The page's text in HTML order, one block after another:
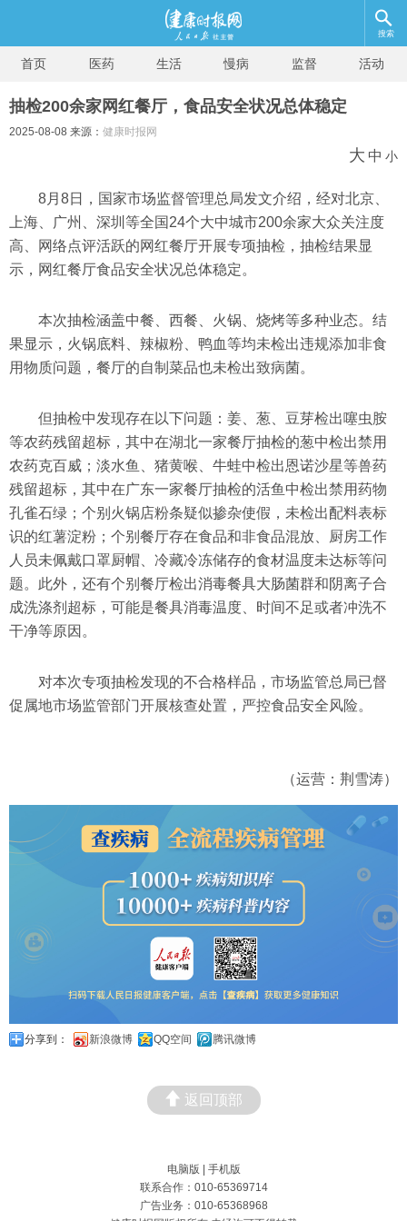
搜索
首页 医药 生活 慢病 监督 活动
抽检200余家网红餐厅，食品安全状况总体稳定
2025-08-08 来源： 健康时报网
大 中 小
8月8日，国家市场监督管理总局发文介绍，经对北京、
上海、广州、深圳等全国24个大中城市200余家大众关注度
高、网络点评活跃的网红餐厅开展专项抽检，抽检结果显
示，网红餐厅食品安全状况总体稳定。
本次抽检涵盖中餐、西餐、火锅、烧烤等多种业态。结
果显示，火锅底料、辣椒粉、鸭血等均未检出违规添加非食
用物质问题，餐厅的自制菜品也未检出致病菌。
但抽检中发现存在以下问题：姜、葱、豆芽检出噻虫胺
等农药残留超标，其中在湖北一家餐厅抽检的葱中检出禁用
农药克百威；淡水鱼、猪黄喉、牛蛙中检出恩诺沙星等兽药
残留超标，其中在广东一家餐厅抽检的活鱼中检出禁用药物
孔雀石绿；个别火锅店粉条疑似掺杂使假，未检出配料表标
识的红薯淀粉；个别餐厅存在食品和非食品混放、厨房工作
人员未佩戴口罩厨帽、冷藏冷冻储存的食材温度未达标等问
题。此外，还有个别餐厅检出消毒餐具大肠菌群和阴离子合
成洗涤剂超标，可能是餐具消毒温度、时间不足或者冲洗不
干净等原因。
对本次专项抽检发现的不合格样品，市场监管总局已督
促属地市场监管部门开展核查处置，严控食品安全风险。
（运营：荆雪涛）
分享到： 新浪微博 QQ空间 腾讯微博
返回顶部
电脑版 | 手机版
联系合作：010-65369714
广告业务：010-65368968